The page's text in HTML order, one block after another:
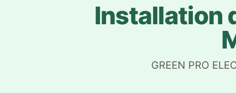
Installation
GREEN PRO